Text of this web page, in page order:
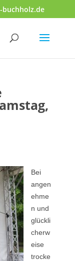
buchholz.de
Bei
angen
ehme
n und
glückli
cherw
eise
trocke